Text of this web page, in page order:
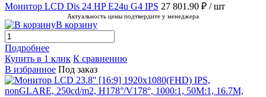
Монитор LCD Dis 24 HP E24u G4 IPS 27 801.90 ₽ / шт
Актуальность цены подтвердите у менеджера
В корзину
Подробнее
Купить в 1 клик К сравнению
В избранное Под заказ